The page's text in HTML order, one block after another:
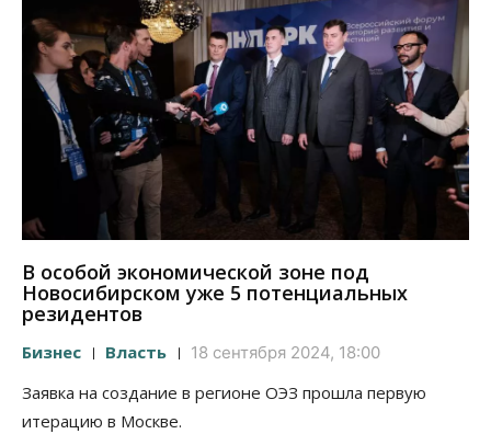
В особой экономической зоне под
Новосибирском уже 5 потенциальных
резидентов
Бизнес Власть 18 сентября 2024, 18:00
Заявка на создание в регионе ОЭЗ прошла первую
итерацию в Москве.